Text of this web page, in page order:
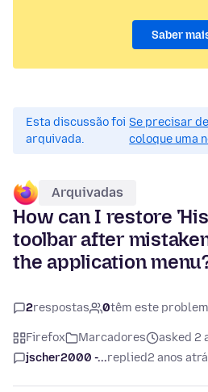
Saber
Esta discussão foi
arquivada.
Se precisar
coloque uma
Arquivadas
How can I restore
toolbar after
the application
2respostas 0têm este
Firefox Marcadores
asked 2
jscher2000 -...replied2 anos